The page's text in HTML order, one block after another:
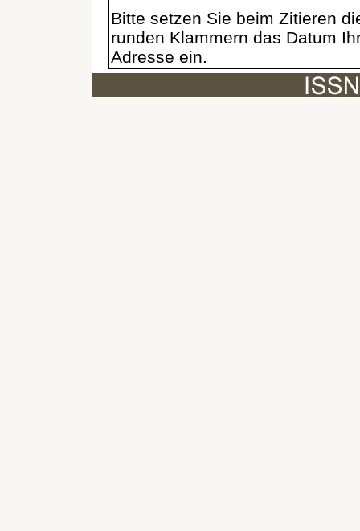
Bitte setzen Sie beim Zitieren
runden Klammern das Datum
Adresse ein.